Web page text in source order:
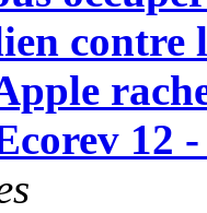
contre
12